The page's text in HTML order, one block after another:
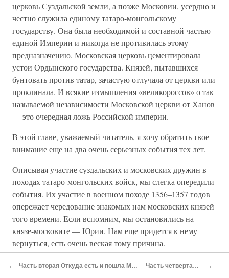
церковь Суздальской земли, а позже Московии, усердно и
честно служила единому татаро-монгольскому
государству. Она была необходимой и составной частью
единой Империи и никогда не противилась этому
предназначению. Московская церковь цементировала
устои Ордынского государства. Князей, пытавшихся
бунтовать против татар, зачастую отлучала от церкви или
проклинала. И всякие измышления «великороссов» о так
называемой независимости Московской церкви от Ханов
— это очередная ложь Российской империи.
В этой главе, уважаемый читатель, я хочу обратить твое
внимание еще на два очень серьезных события тех лет.
Описывая участие суздальских и московских дружин в
походах татаро-монгольских войск, мы слегка опередили
события. Их участие в военном походе 1356–1357 годов
опережает чередование знакомых нам московских князей
того времени. Если вспомним, мы остановились на
князе-московите — Юрии. Нам еще придется к нему
вернуться, есть очень веская тому причина.
Сейчас же я хочу обратить внимание читателя на тот
← Часть вторая Откуда есть и пошла Москва и Московия Часть четвертая (эпилог) →